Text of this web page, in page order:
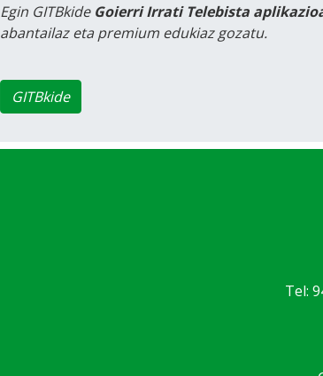
Egin GITBkide Goierri Irrati Telebista
abantailaz eta premium edukiaz gozatu.
GITBkide
Tel: